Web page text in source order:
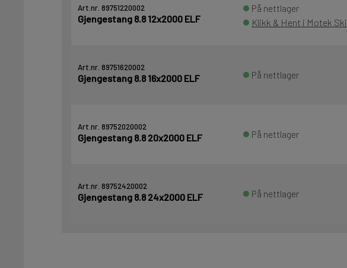
Art.nr. 89751220002
Gjengestang 8.8 12x2000 ELF
På nettlager
Klikk & Hent i Motek Ski
Art.nr. 89751620002
Gjengestang 8.8 16x2000 ELF På nettlager
Art.nr. 89752020002
Gjengestang 8.8 20x2000 ELF På nettlager
Art.nr. 89752420002
Gjengestang 8.8 24x2000 ELF På nettlager